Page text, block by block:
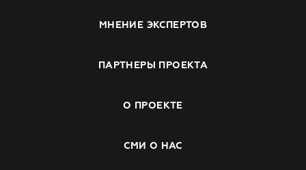
МНЕНИЕ ЭКСПЕРТОВ
ПАРТНЕРЫ ПРОЕКТА
О ПРОЕКТЕ
СМИ О НАС